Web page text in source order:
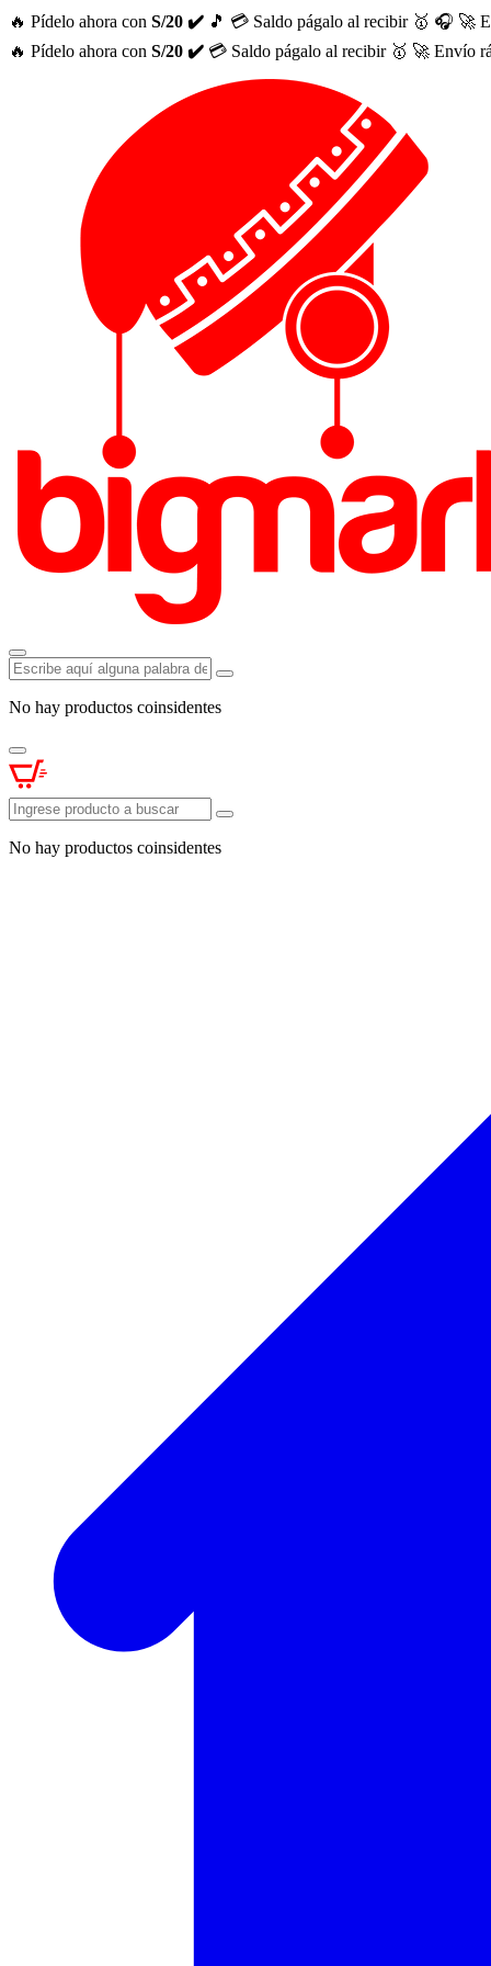
🔥 Pídelo ahora con S/20 ✔️ 🎵 💳 Saldo págalo al recibir 🥇 🎧 🚀
🔥 Pídelo ahora con S/20 ✔️ 💳 Saldo págalo al recibir 🥇 🚀 Envío
No hay productos coinsidentes
No hay productos coinsidentes